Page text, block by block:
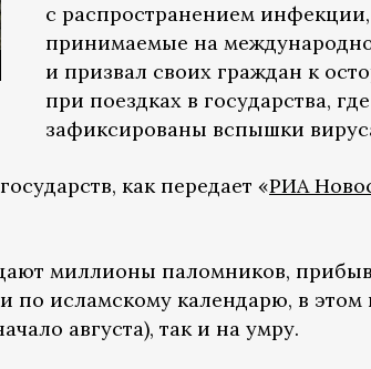
с распространением инфекции,
принимаемые на
и призвал своих граждан к
при поездках в государства, где
зафиксированы вспышки
как передает «РИА
миллионы паломников,
по исламскому календарю, в этом
августа), так и на умру.